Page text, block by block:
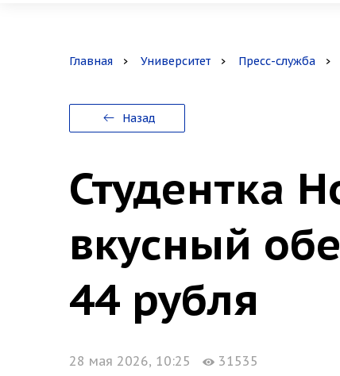
Главная Университет Пресс-служба
Назад
Студентка
вкусный
44 рубля
28 мая 2026, 10:25 31535